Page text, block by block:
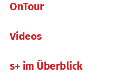
OnTour
Videos
s+ im Überblick